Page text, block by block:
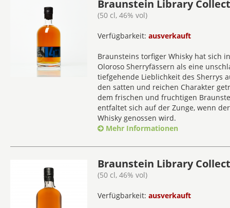
Braunstein Library
(50 cl, 46% vol)
Verfügbarkeit: ausverkauft
Braunsteins torfiger Whisky hat sich
Oloroso Sherryfässern als eine
tiefgehende Lieblichkeit des Sherrys
den satten und reichen Charakter
dem frischen und fruchtigen
entfaltet sich auf der Zunge, wenn
Whisky genossen wird.
Mehr Informationen
Braunstein Library
(50 cl, 46% vol)
Verfügbarkeit: ausverkauft